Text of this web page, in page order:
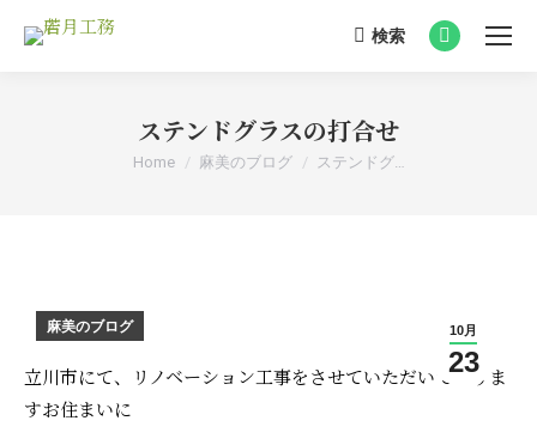
Search:
検索
Facebook
ステンドグラスの打合せ
You are here:
Home 麻美のブログ ステンドグ…
10月
23
麻美のブログ
立川市にて、リノベーション工事をさせていただいておりま
すお住まいに